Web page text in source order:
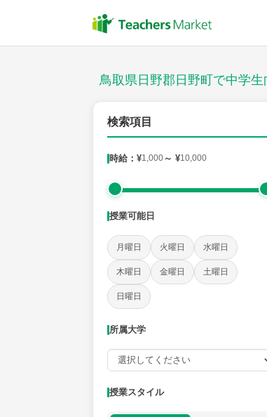
鳥取県日野郡日野町で中学
検索項目
時給：¥1,000～ ¥10,000
授業可能日
月曜日 火曜日 水曜日
木曜日 金曜日 土曜日
日曜日
所属大学
授業スタイル
授業スタイル
数学 現代文 古典
時給：¥1,000 ～ ¥10,000
授業可能日
月曜日 火曜日